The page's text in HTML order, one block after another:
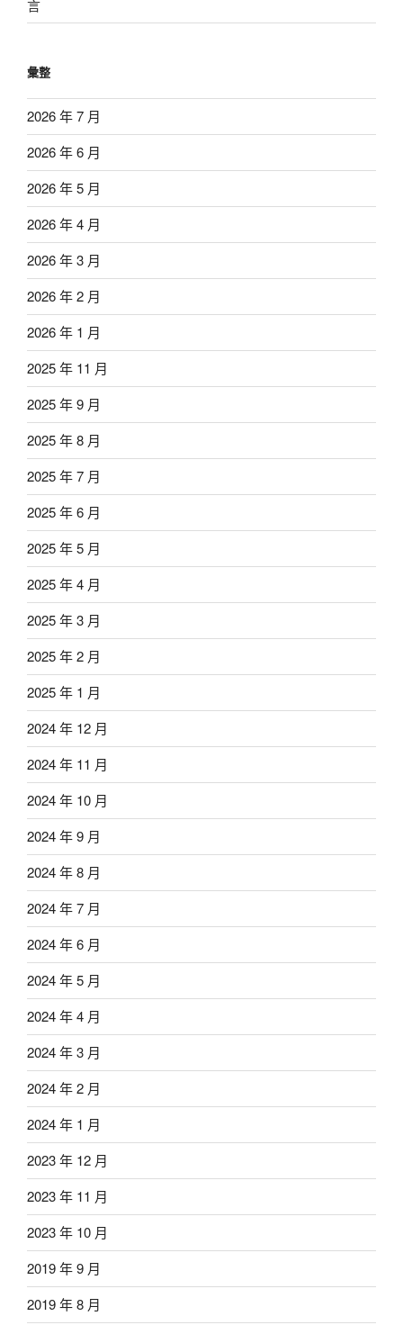
言
彙整
2026 年 7 月
2026 年 6 月
2026 年 5 月
2026 年 4 月
2026 年 3 月
2026 年 2 月
2026 年 1 月
2025 年 11 月
2025 年 9 月
2025 年 8 月
2025 年 7 月
2025 年 6 月
2025 年 5 月
2025 年 4 月
2025 年 3 月
2025 年 2 月
2025 年 1 月
2024 年 12 月
2024 年 11 月
2024 年 10 月
2024 年 9 月
2024 年 8 月
2024 年 7 月
2024 年 6 月
2024 年 5 月
2024 年 4 月
2024 年 3 月
2024 年 2 月
2024 年 1 月
2023 年 12 月
2023 年 11 月
2023 年 10 月
2019 年 9 月
2019 年 8 月